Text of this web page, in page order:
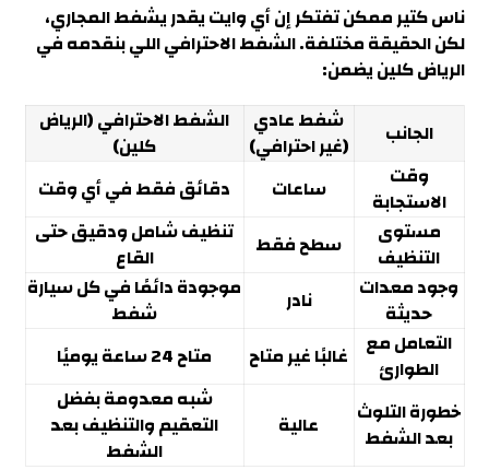
ناس كتير ممكن تفتكر إن أي وايت يقدر يشفط المجاري،
لكن الحقيقة مختلفة. الشفط الاحترافي اللي بنقدمه في
الرياض كلين يضمن:
الجانب
شفط عادي
(غير احترافي)
الشفط الاحترافي (الرياض
كلين)
وقت
الاستجابة
ساعات
دقائق فقط في أي وقت
مستوى
التنظيف
سطح فقط
تنظيف شامل ودقيق حتى
القاع
وجود معدات
حديثة
نادر
موجودة دائمًا في كل سيارة
شفط
التعامل مع
الطوارئ
غالبًا غير متاح
متاح 24 ساعة يوميًا
خطورة التلوث
بعد الشفط
عالية
شبه معدومة بفضل
التعقيم والتنظيف بعد
الشفط